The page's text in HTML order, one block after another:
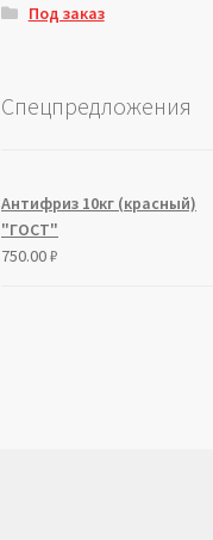
Под заказ
Спецпредложения
Антифриз 10кг (красный)
"ГОСТ"
750.00₽